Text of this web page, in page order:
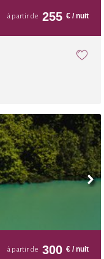
à partir de 255 € / nuit
à partir de 300 € / nuit